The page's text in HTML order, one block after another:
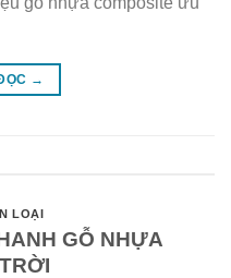
→
LOẠI
GỖ NHỰA